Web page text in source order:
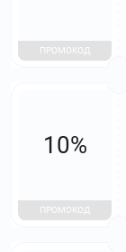
ПРОМОКОД
10%
ПРОМОКОД